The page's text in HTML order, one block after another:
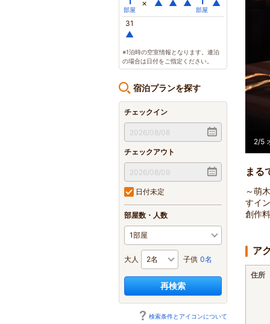
部屋
× ▲ ▲ ▲
部屋
▲
31
▲
※1泊時の空室情報となります。連泊
の場合は日付をご指定ください。
宿泊プランを探す
チェックイン
チェックアウト
日付未定
部屋数・人数
大人 子供 0名
再検索
検索条件とアイコンについて
2/5
まる
～萌
すイ
創作
ア
住所